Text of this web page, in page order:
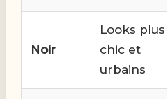
Noir
Looks plus
chic et
urbains